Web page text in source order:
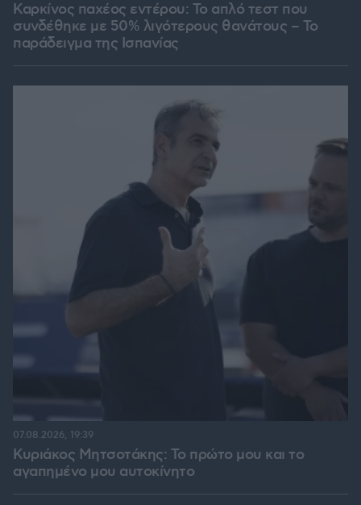
Καρκίνος παχέος εντέρου: Το απλό τεστ που
συνδέθηκε με 50% λιγότερους θανάτους – Το
παράδειγμα της Ισπανίας
Κυριάκος Μητσοτάκης: Το πρώτο μου και το
αγαπημένο μου αυτοκίνητο
07.08.2026, 19:39